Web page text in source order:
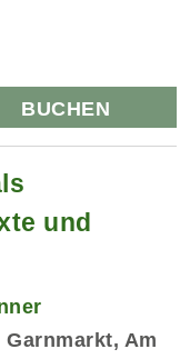
BUCHEN
und
Am